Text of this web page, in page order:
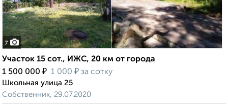
7
Участок 15 сот., ИЖС, 20 км от города
1 500 000 ₽ 1 000 ₽ за сотку
Школьная улица 25
Собственник, 29.07.2020